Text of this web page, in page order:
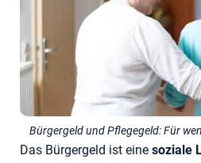
Bürgergeld und Pflegegeld: Für
Das Bürgergeld ist eine soziale